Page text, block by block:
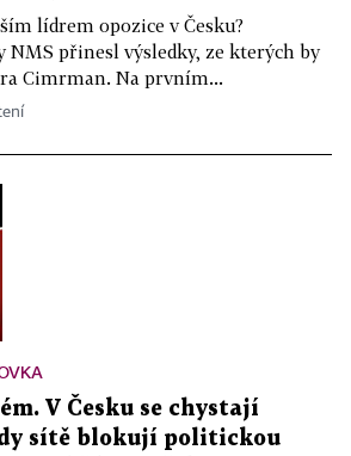
lídrem opozice v Česku?
NMS přinesl výsledky, ze kterých by
Cimrman. Na prvním...
V Česku se chystají
sítě blokují politickou